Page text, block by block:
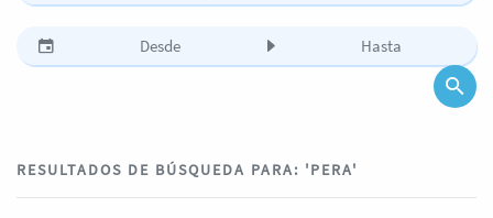
RESULTADOS DE BÚSQUEDA PARA: 'PERA'